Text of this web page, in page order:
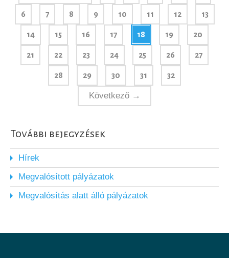
6 7 8 9 10 11 12 13
14 15 16 17 18 19 20
21 22 23 24 25 26 27
28 29 30 31 32
Következő →
További bejegyzések
Hírek
Megvalósított pályázatok
Megvalósítás alatt álló pályázatok